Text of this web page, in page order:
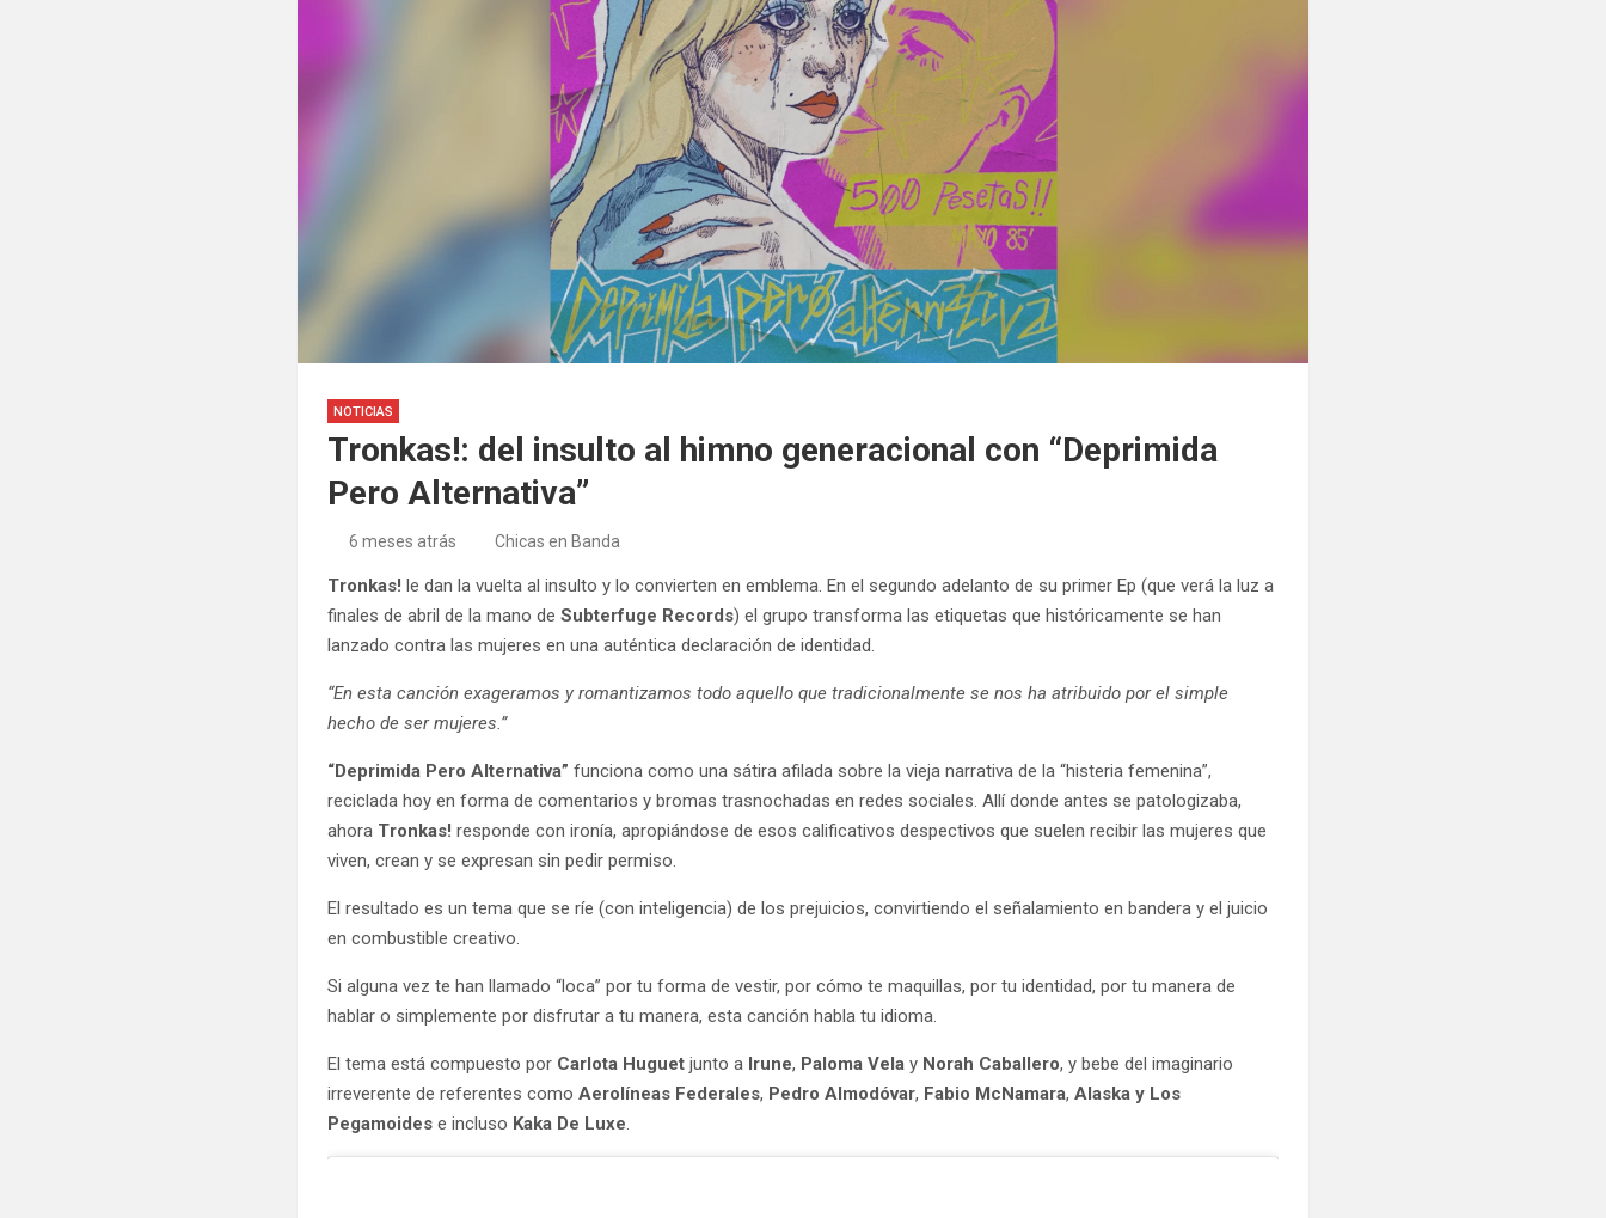
NOTICIAS
Tronkas!: del insulto al himno generacional con “Deprimida
Pero Alternativa”
6 meses atrás Chicas en Banda
Tronkas!le dan la vuelta al insulto y lo convierten en emblema. En el segundo adelanto de su primer Ep (que verá la luz a
finales de abril de la mano deSubterfuge Records) el grupo transforma las etiquetas que históricamente se han
lanzado contra las mujeres en una auténtica declaración de identidad.
“En esta canción exageramos y romantizamos todo aquello que tradicionalmente se nos ha atribuido por el simple
hecho de ser mujeres.”
“Deprimida Pero Alternativa”funciona como una sátira afilada sobre la vieja narrativa de la “histeria femenina”,
reciclada hoy en forma de comentarios y bromas trasnochadas en redes sociales. Allí donde antes se patologizaba,
ahora Tronkas!responde con ironía, apropiándose de esos calificativos despectivos que suelen recibir las mujeres que
viven, crean y se expresan sin pedir permiso.
El resultado es un tema que se ríe (con inteligencia) de los prejuicios, convirtiendo el señalamiento en bandera y el juicio
en combustible creativo.
Si alguna vez te han llamado “loca” por tu forma de vestir, por cómo te maquillas, por tu identidad, por tu manera de
hablar o simplemente por disfrutar a tu manera, esta canción habla tu idioma.
El tema está compuesto por Carlota Huguetjunto a Irune, Paloma Velay Norah Caballero, y bebe del imaginario
irreverente de referentes comoAerolíneas Federales, Pedro Almodóvar, Fabio McNamara,Alaska y Los
Pegamoidese incluso Kaka De Luxe.